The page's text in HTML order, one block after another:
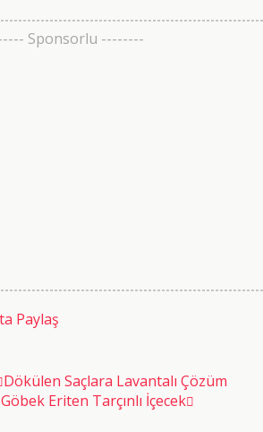
Sponsorlu --------
Paylaş
Dökülen Saçlara Lavantalı Çözüm
Göbek Eriten Tarçınlı İçecek